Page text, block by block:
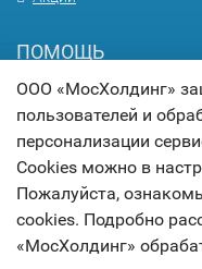
ПОМОЩЬ
Вопрос-ответ
Гарантия
Статьи
© 2017
технологии
ООО «МосХолдинг»
пользователей и
персонализации
Cookies можно в
Пожалуйста,
cookies. Подробно
«МосХолдинг»